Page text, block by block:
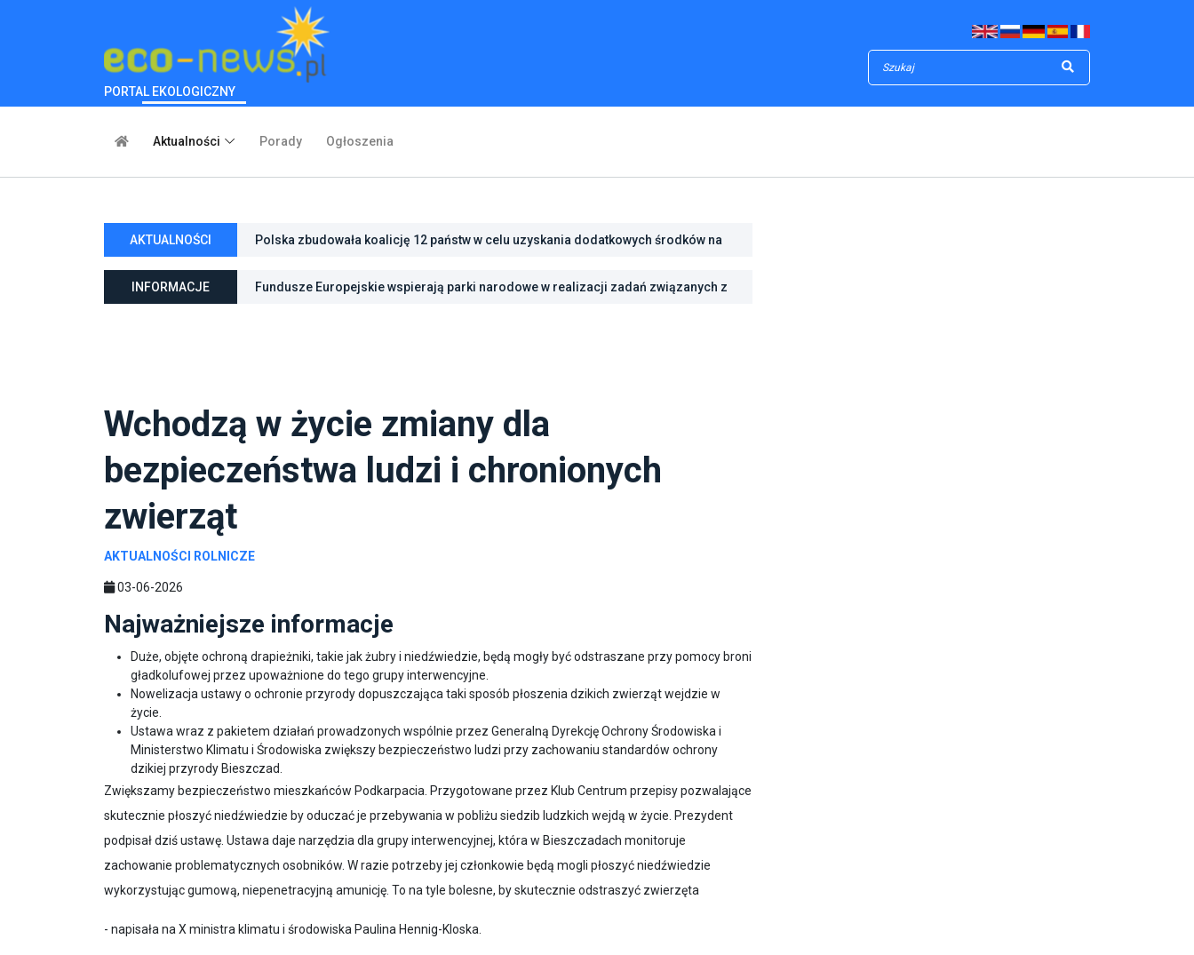
PORTAL EKOLOGICZNY
Aktualności Porady Ogłoszenia
AKTUALNOŚCI Polska zbudowała koalicję 12 państw w celu uzyskania dodatkowych środków na
INFORMACJE
Fundusze Europejskie wspierają parki narodowe w realizacji zadań związanych z
Wchodzą w życie zmiany dla
bezpieczeństwa ludzi i chronionych
zwierząt
AKTUALNOŚCI ROLNICZE
03-06-2026
Najważniejsze informacje
Duże, objęte ochroną drapieżniki, takie jak żubry i niedźwiedzie, będą mogły być odstraszane przy pomocy broni
gładkolufowej przez upoważnione do tego grupy interwencyjne.
Nowelizacja ustawy o ochronie przyrody dopuszczająca taki sposób płoszenia dzikich zwierząt wejdzie w
życie.
Ustawa wraz z pakietem działań prowadzonych wspólnie przez Generalną Dyrekcję Ochrony Środowiska i
Ministerstwo Klimatu i Środowiska zwiększy bezpieczeństwo ludzi przy zachowaniu standardów ochrony
dzikiej przyrody Bieszczad.
Zwiększamy bezpieczeństwo mieszkańców Podkarpacia. Przygotowane przez Klub Centrum przepisy pozwalające
skutecznie płoszyć niedźwiedzie by oduczać je przebywania w pobliżu siedzib ludzkich wejdą w życie. Prezydent
podpisał dziś ustawę. Ustawa daje narzędzia dla grupy interwencyjnej, która w Bieszczadach monitoruje
zachowanie problematycznych osobników. W razie potrzeby jej członkowie będą mogli płoszyć niedźwiedzie
wykorzystując gumową, niepenetracyjną amunicję. To na tyle bolesne, by skutecznie odstraszyć zwierzęta
- napisała na X ministra klimatu i środowiska Paulina Hennig-Kloska.